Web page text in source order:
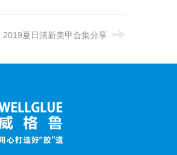
2019夏日清新美甲合集分享